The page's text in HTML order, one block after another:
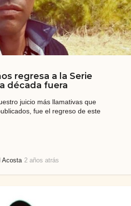
regresa a la Serie
década fuera
juicio más llamativas que
fue el regreso de este
Acosta 2 años atrás